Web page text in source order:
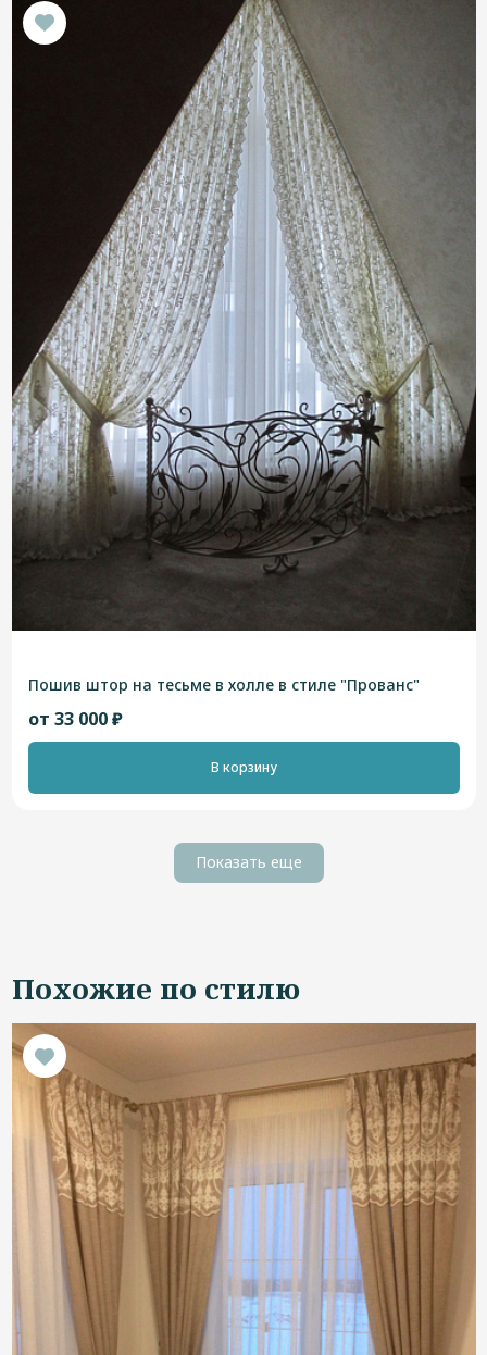
Пошив штор на тесьме в холле в стиле "Прованс"
от 33 000 ₽
В корзину
Показать еще
Похожие по стилю